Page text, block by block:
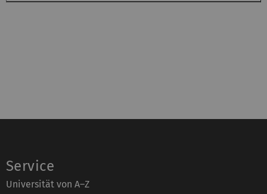
Service
Universität von A–Z